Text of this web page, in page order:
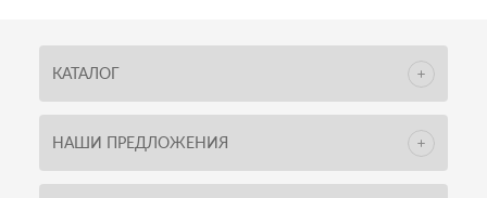
КАТАЛОГ
НАШИ ПРЕДЛОЖЕНИЯ